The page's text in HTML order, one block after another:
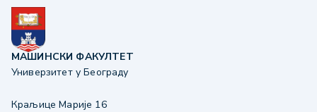
МАШИНСКИ ФАКУЛТЕТ
Универзитет у Београду
Краљице Марије 16